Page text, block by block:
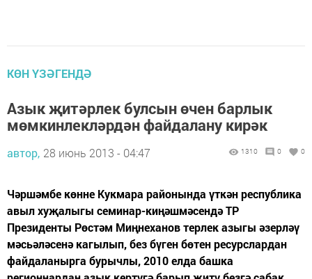
КӨН ҮЗӘГЕНДӘ
Азык җитәрлек булсын өчен барлык
мөмкинлекләрдән файдалану кирәк
автор, 28 июнь 2013 - 04:47 1310 0 0
Чәршәмбе көнне Кукмара районында үткән республика
авыл хуҗалыгы семинар-киңәшмәсендә ТР
Президенты Рөстәм Миңнеханов терлек азыгы әзерләү
мәсьәләсенә кагылып, без бүген бөтен ресурслардан
файдаланырга бурычлы, 2010 елда башка